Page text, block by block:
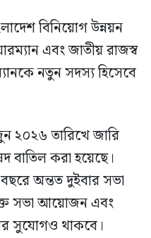
বিনিয়োগ উন্নয়ন
এবং জাতীয় রাজস্ব
নতুন সদস্য হিসেবে
২০২৬ তারিখে জারি
করা হয়েছে।
অন্তত দুইবার সভা
সভা আয়োজন এবং
সুযোগও থাকবে।